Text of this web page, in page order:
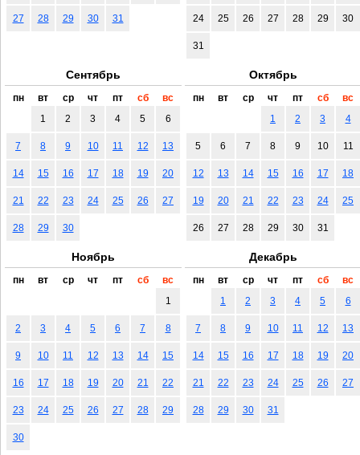
27 28 29 30 31 24 25 26 27 28 29 30
31
Сентябрь
пн вт ср чт пт сб
вс
1
2 3 4 5 6
7 8 9 10 11 12 13
14 15 16 17 18 19 20
21 22 23 24 25 26 27
28 29 30
Октябрь
пн вт ср чт пт сб
вс
1
2 3 4
5 6 7 8 9 10 11
12 13 14 15 16 17 18
19 20 21 22 23 24 25
26 27 28 29 30 31
Ноябрь
пн вт ср чт пт сб
вс
1
2 3 4 5 6 7 8
9 10 11 12 13 14 15
16 17 18 19 20 21 22
23 24 25 26 27 28 29
30
Декабрь
пн вт ср чт пт сб
вс
1
2 3 4 5 6
7 8 9 10 11 12 13
14 15 16 17 18 19 20
21 22 23 24 25 26 27
28 29 30 31